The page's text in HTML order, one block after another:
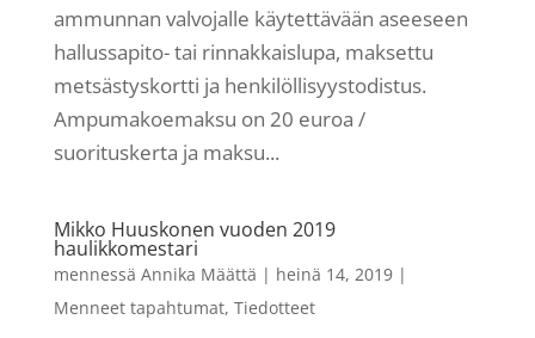
ammunnan valvojalle käytettävään aseeseen
hallussapito- tai rinnakkaislupa, maksettu
metsästyskortti ja henkilöllisyystodistus.
Ampumakoemaksu on 20 euroa /
suorituskerta ja maksu...
Mikko Huuskonen vuoden 2019
haulikkomestari
mennessä Annika Määttä | heinä 14, 2019|
Menneet tapahtumat, Tiedotteet